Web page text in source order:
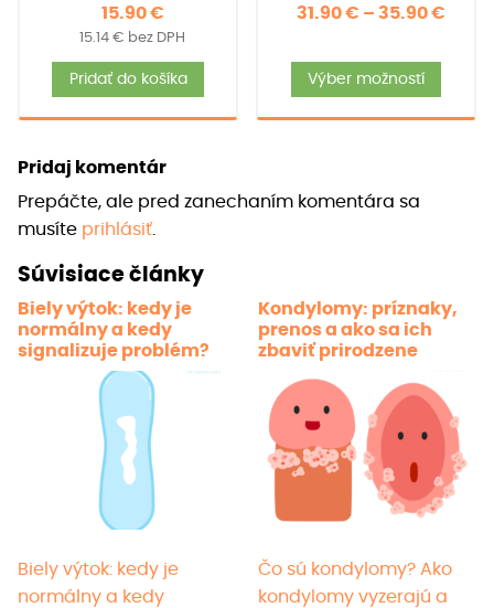
15.90€
15.14 € bez DPH
Pridať do košíka
31.90€ – 35.90€Price
Výber možností
má
na
Pridaj komentár
Prepáčte, ale pred zanechaním komentára sa
musíte prihlásiť.
Súvisiace články
Biely výtok: kedy je
normálny a kedy
signalizuje problém?
Biely výtok: kedy je
normálny a kedy
Kondylomy: príznaky,
prenos a ako sa ich
zbaviť prirodzene
Čo sú kondylomy? Ako
kondylomy vyzerajú a